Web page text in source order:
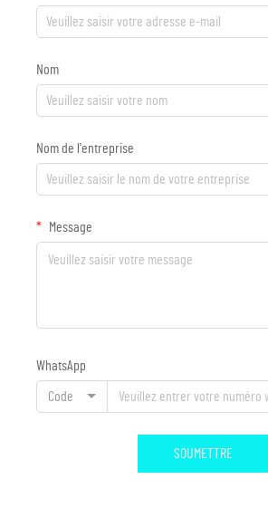
Nom
Nom de l'entreprise
Message
WhatsApp
Code
SOUMETTRE